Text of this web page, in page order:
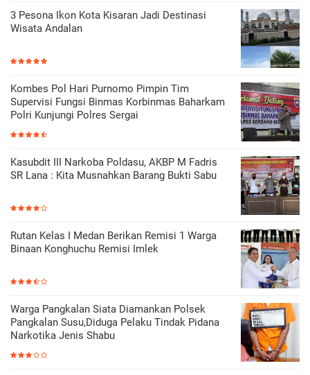
3 Pesona Ikon Kota Kisaran Jadi Destinasi
Wisata Andalan
Kombes Pol Hari Purnomo Pimpin Tim
Supervisi Fungsi Binmas Korbinmas Baharkam
Polri Kunjungi Polres Sergai
Kasubdit III Narkoba Poldasu, AKBP M Fadris
SR Lana : Kita Musnahkan Barang Bukti Sabu
Rutan Kelas I Medan Berikan Remisi 1 Warga
Binaan Konghuchu Remisi Imlek
Warga Pangkalan Siata Diamankan Polsek
Pangkalan Susu,Diduga Pelaku Tindak Pidana
Narkotika Jenis Shabu